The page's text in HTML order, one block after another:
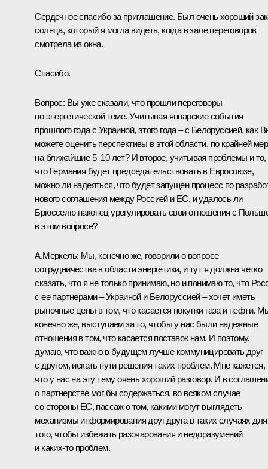
Сердечное спасибо за приглашение. Был очень хороший
солнца, который я могла видеть, когда в зале переговоров
смотрела из окна.
Спасибо.
Вопрос: Вы уже сказали, что прошли переговоры
по энергетической теме. Учитывая январские события
прошлого года с Украиной, этого года – с Белоруссией, как
можете оценить перспективы в этой области, по крайней
на ближайшие 5–10 лет? И второе, учитывая проблемы и то,
что Германия будет председательствовать в Евросоюзе,
можно ли надеяться, что будет запущен процесс по
нового соглашения между Россией и ЕС, и удалось ли
Брюсселю наконец урегулировать свои отношения с
в этом вопросе?
А.Меркель: Мы, конечно же, говорили о вопросе
сотрудничества в области энергетики, и тут я должна четко
сказать, что я не только принимаю, но и понимаю то, что
с ее партнерами – Украиной и Белоруссией – хочет иметь
рыночные цены в том, что касается покупки газа и нефти.
конечно же, выступаем за то, чтобы у нас были надежные
отношения в том, что касается поставок нам. И поэтому,
думаю, что важно в будущем лучше коммуницировать друг
с другом, искать пути решения таких проблем. Мне кажется,
что у нас на эту тему очень хороший разговор. И в
о партнерстве мог бы содержаться, во всяком случае
со стороны ЕС, пассаж о том, какими могут выглядеть
механизмы информирования друг друга в таких случаях для
того, чтобы избежать разочарования и недоразумений
и каких‑то проблем.